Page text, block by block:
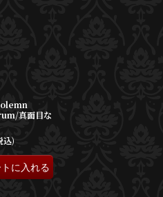
真面目な
込)
に入れる